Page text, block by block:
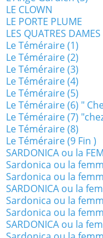
LE CLOWN
LE PORTE PLUME
LES QUATRES
Le Téméraire (1)
Le Téméraire (2)
Le Téméraire (3)
Le Téméraire (4)
Le Téméraire (5)
Le Téméraire (6) "
Le Téméraire (7)
Le Téméraire (8)
Le Téméraire (9 Fin )
SARDONICA ou la
Sardonica ou la
Sardonica ou la
SARDONICA ou la
Sardonica ou la
Sardonica ou la
SARDONICA ou la